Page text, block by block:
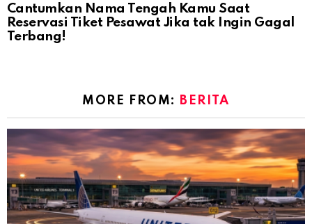
Cantumkan Nama Tengah Kamu Saat
Reservasi Tiket Pesawat Jika tak Ingin Gagal
Terbang!
MORE FROM: BERITA